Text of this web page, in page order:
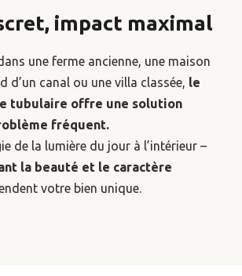
impact maximal
une ferme ancienne, une maison
d’un canal ou une villa classée, le
tubulaire offre une solution
fréquent.
de la lumière du jour à l’intérieur –
la beauté et le caractère
votre bien unique.